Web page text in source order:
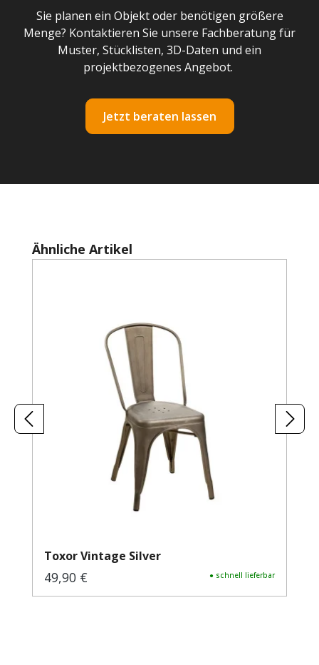
Sie planen ein Objekt oder benötigen größere
Menge? Kontaktieren Sie unsere Fachberatung für
Muster, Stücklisten, 3D-Daten und ein
projektbezogenes Angebot.
Jetzt beraten lassen
Produktgalerie überspringen
Ähnliche Artikel
Toxor Vintage Silver
Regulärer Preis:
49,90 € ● schnell lieferbar